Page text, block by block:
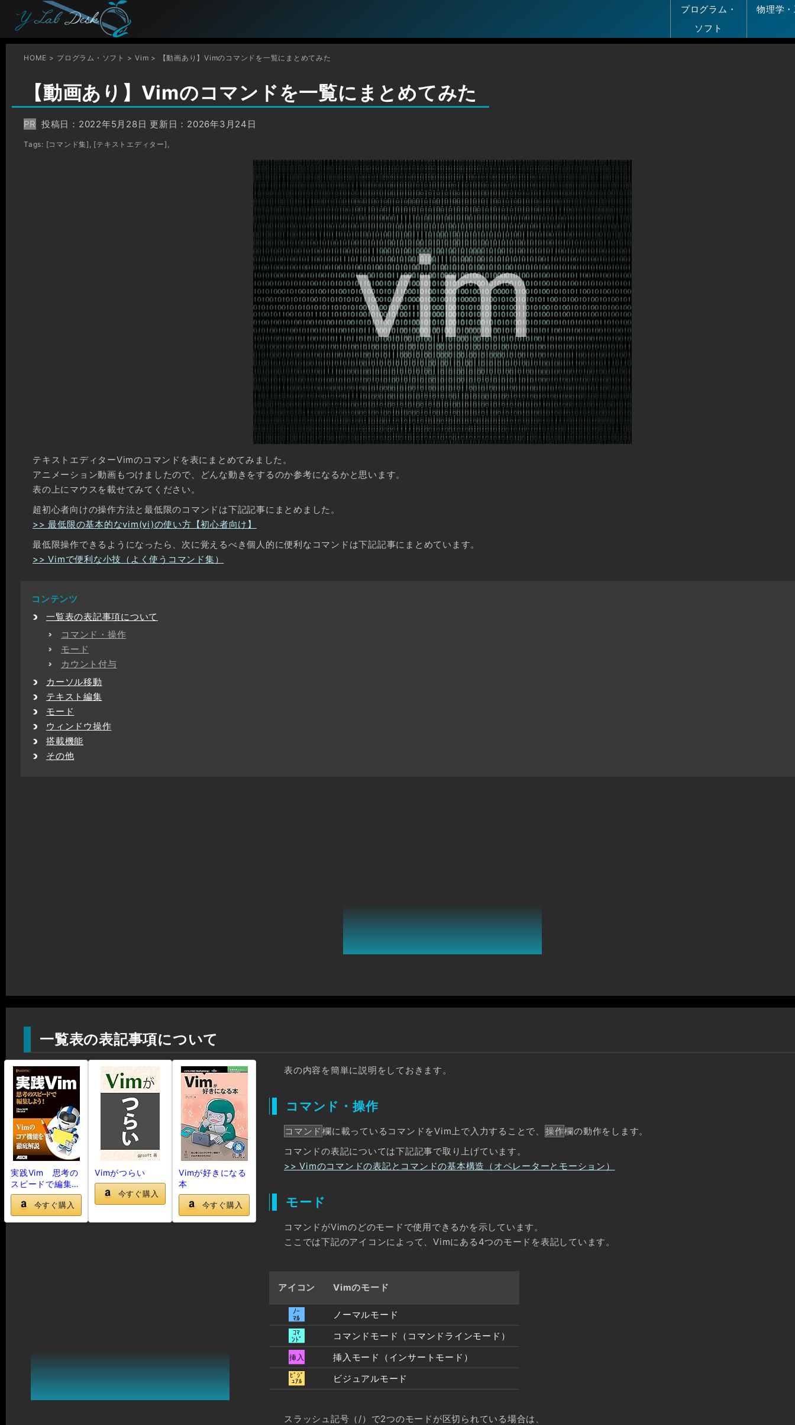
プログラム・
ソフト
物理学
HOME プログラム・ソフト Vim 【動画あり】Vimのコマンドを一覧にまとめてみた
【動画あり】Vimのコマンドを一覧にまとめてみた
PR 投稿日：2022年5月28日 更新日： 2026年3月24日
Tags: [コマンド集] , [テキストエディター] ,
テキストエディターVimのコマンドを表にまとめてみました。
アニメーション動画もつけましたので、どんな動きをするのか参考になるかと思います。
表の上にマウスを載せてみてください。
超初心者向けの操作方法と最低限のコマンドは下記記事にまとめました。
>> 最低限の基本的なvim(vi)の使い方【初心者向け】
最低限操作できるようになったら、次に覚えるべき個人的に便利なコマンドは下記記事にまとめています。
>> Vimで便利な小技（よく使うコマンド集）
一覧表の表記事項について
コマンド・操作
モード
カウント付与
カーソル移動
テキスト編集
モード
ウィンドウ操作
搭載機能
その他
一覧表の表記事項について
実践Vim 思考の
スピードで編集し
よう！
今すぐ購入
Vimがつらい
今すぐ購入
Vimが好きになる
本
今すぐ購入
表の内容を簡単に説明をしておきます。
コマンド・操作
コマンド 欄に載っているコマンドをVim上で入力することで、 操作欄の動作をします。
コマンドの表記については下記記事で取り上げています。
>> Vimのコマンドの表記とコマンドの基本構造（オペレーターとモーション）
モード
コマンドがVimのどのモードで使用できるかを示しています。
ここでは下記のアイコンによって、Vimにある4つのモードを表記しています。
アイコン Vimのモード
ノーマルモード
コマンドモード（コマンドラインモード）
挿入モード（インサートモード）
ビジュアルモード
スラッシュ記号（/）で2つのモードが区切られている場合は、